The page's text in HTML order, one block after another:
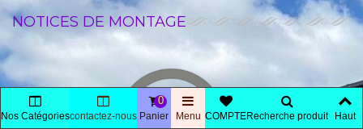
NOTICES DE MONTAGE
Nos Catégoriescontactez-nous Panier
0
Menu COMPTERecherche produit Haut